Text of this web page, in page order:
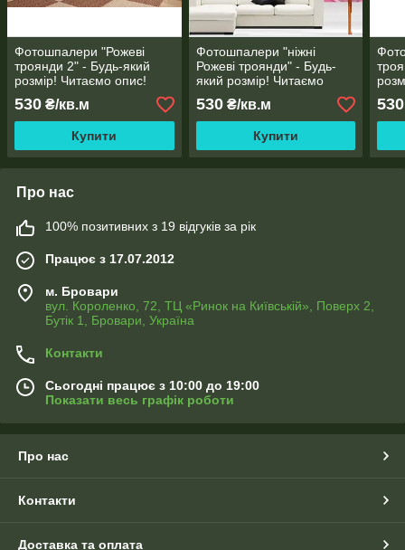
Фотошпалери "Рожеві
троянди 2" - Будь-який
розмір! Читаємо опис!
530 ₴/кв.м
Купити
Фотошпалери "ніжні
Рожеві троянди" - Будь-
який розмір! Читаємо
опис!
530₴/кв.м
Купити
530
Про нас
100% позитивних з 19 відгуків за рік
Працює з 17.07.2012
м. Бровари
вул. Короленко, 72, ТЦ «Ринок на Київській», Поверх 2,
Бутік 1, Бровари, Україна
Контакти
Сьогодні працює з 10:00 до 19:00
Показати весь графік роботи
Про нас
Контакти
Доставка та оплата